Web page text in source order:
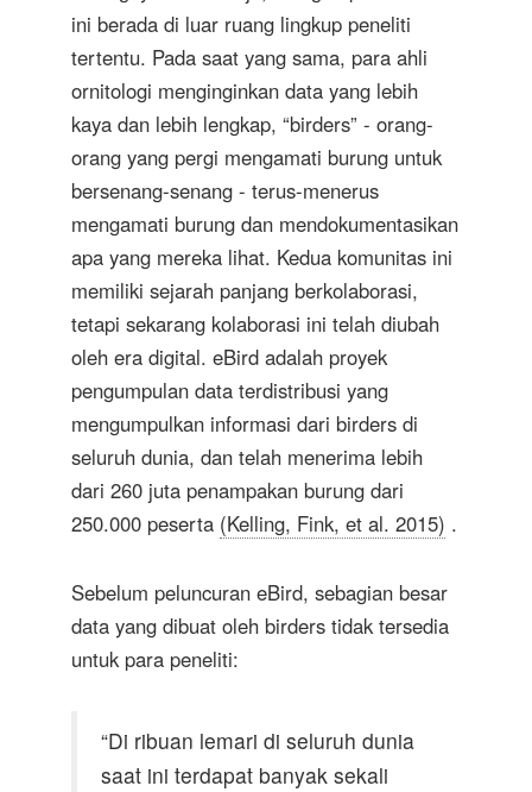
ini berada di luar ruang lingkup peneliti
tertentu. Pada saat yang sama, para ahli
ornitologi menginginkan data yang lebih
kaya dan lebih lengkap, “birders” - orang-
orang yang pergi mengamati burung untuk
bersenang-senang - terus-menerus
mengamati burung dan mendokumentasikan
apa yang mereka lihat. Kedua komunitas ini
memiliki sejarah panjang berkolaborasi,
tetapi sekarang kolaborasi ini telah diubah
oleh era digital. eBird adalah proyek
pengumpulan data terdistribusi yang
mengumpulkan informasi dari birders di
seluruh dunia, dan telah menerima lebih
dari 260 juta penampakan burung dari
250.000 peserta (Kelling, Fink, et al. 2015) .
Sebelum peluncuran eBird, sebagian besar
data yang dibuat oleh birders tidak tersedia
untuk para peneliti:
“Di ribuan lemari di seluruh dunia
saat ini terdapat banyak sekali